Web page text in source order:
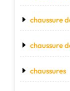
chaussure
chaussure
chaussures